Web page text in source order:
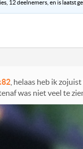
12 deelnemers, en is laatst
, helaas heb ik
was niet veel te